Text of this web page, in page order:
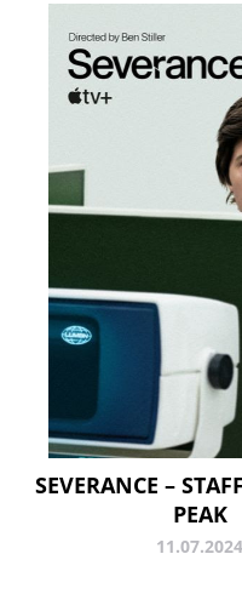
SEVERANCE –
PEAK
11.07.2024